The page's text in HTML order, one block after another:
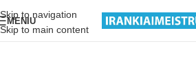
Skip to navigation
Skip to main content
MENIU